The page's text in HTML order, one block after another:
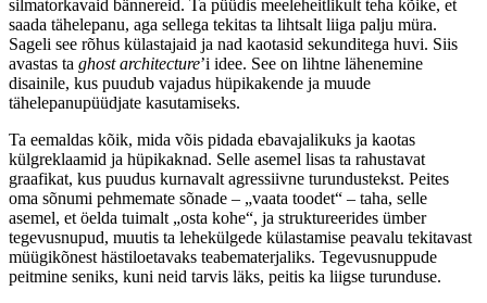
silmatorkavaid bännereid. Ta püüdis meeleheitlikult teha kõike, et
saada tähelepanu, aga sellega tekitas ta lihtsalt liiga palju müra.
Sageli see rõhus külastajaid ja nad kaotasid sekunditega huvi. Siis
avastas ta ghost architecture’i idee. See on lihtne lähenemine
disainile, kus puudub vajadus hüpikakende ja muude
tähelepanupüüdjate kasutamiseks.
Ta eemaldas kõik, mida võis pidada ebavajalikuks ja kaotas
külgreklaamid ja hüpikaknad. Selle asemel lisas ta rahustavat
graafikat, kus puudus kurnavalt agressiivne turundustekst. Peites
oma sõnumi pehmemate sõnade – „vaata toodet“ – taha, selle
asemel, et öelda tuimalt „osta kohe“, ja struktureerides ümber
tegevusnupud, muutis ta lehekülgede külastamise peavalu tekitavast
müügikõnest hästiloetavaks teabematerjaliks. Tegevusnuppude
peitmine seniks, kuni neid tarvis läks, peitis ka liigse turunduse.